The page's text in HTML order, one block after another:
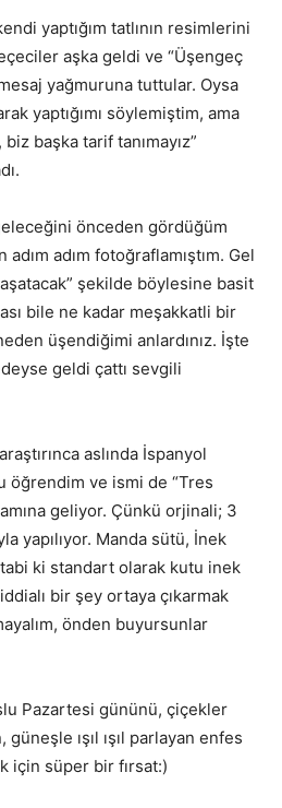
yaptığım tatlının resimlerini
aşka geldi ve “Üşengeç
yağmuruna tuttular. Oysa
yaptığımı söylemiştim, ama
başka tarif tanımayız”
önceden gördüğüm
adım fotoğraflamıştım. Gel
şekilde böylesine basit
bile ne kadar meşakkatli bir
üşendiğimi anlardınız. İşte
geldi çattı sevgili
aslında İspanyol
öğrendim ve ismi de “Tres
geliyor. Çünkü orjinali; 3
yapılıyor. Manda sütü, İnek
ki standart olarak kutu inek
bir şey ortaya çıkarmak
önden buyursunlar
Pazartesi gününü, çiçekler
ışıl ışıl parlayan enfes
için süper bir fırsat:)